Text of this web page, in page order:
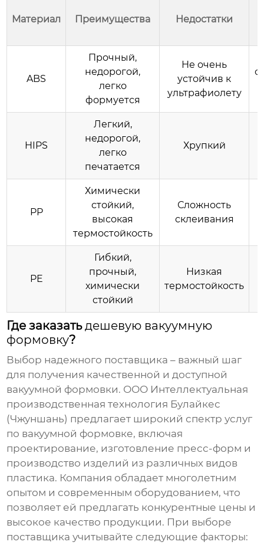
Материал Преимущества Недостатки
ABS
Прочный,
недорогой,
легко
формуется
Не очень
устойчив к
ультрафиолету
HIPS
Легкий,
недорогой,
легко
печатается
Хрупкий
PP
Химически
стойкий,
высокая
термостойкость
Сложность
склеивания
PE
Гибкий,
прочный,
химически
стойкий
Низкая
термостойкость
Где заказатьдешевую вакуумную
формовку?
Выбор надежного поставщика – важный шаг
для получения качественной и доступной
вакуумной формовки. ООО Интеллектуальная
производственная технология Булайкес
(Чжуншань) предлагает широкий спектр услуг
по вакуумной формовке, включая
проектирование, изготовление пресс-форм и
производство изделий из различных видов
пластика. Компания обладает многолетним
опытом и современным оборудованием, что
позволяет ей предлагать конкурентные цены и
высокое качество продукции. При выборе
поставщика учитывайте следующие факторы: